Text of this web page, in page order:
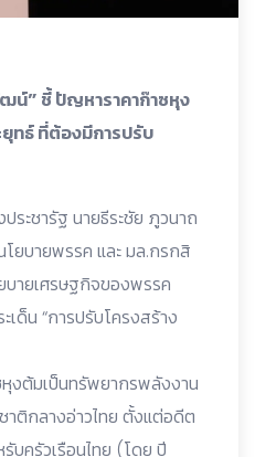
น์” ชี้ ปัญหาราคาก๊าซหุง
ทธ์ ที่ต้องมีการปรับ
ะชารัฐ นายธีระชัย ภูวนาถ
ยบายพรรค และ มล.กรกสิ
ายเศรษฐกิจของพรรค
เด็น “การปรับโครงสร้าง
ต้มเป็นทรัพยากรพลังงาน
ติกลางอ่าวไทย ตั้งแต่อดีต
บครัวเรือนไทย (โดย ปี